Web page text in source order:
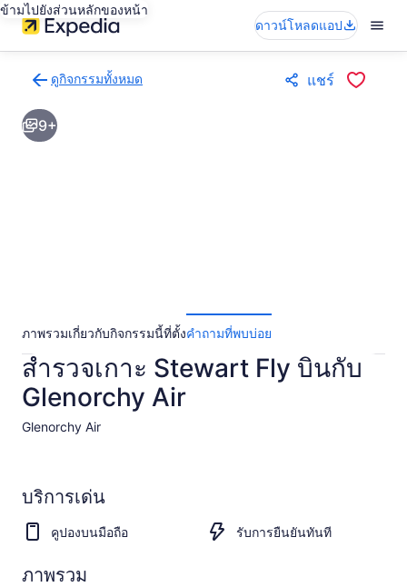
ข้ามไปยังส่วนหลักของหน้า
ดาวน์โหลดแอป
ดูกิจกรรมทั้งหมด
ไป
ยัง
หน้า
แชร์
9+
ภาพรวมเกี่ยวกับกิจกรรมนี้ที่ตั้งคำถามที่พบบ่อย
สำรวจเกาะ Stewart Fly บินกับ
Glenorchy Air
Glenorchy Air​
บริการเด่น
คูปองบนมือถือ รับการยืนยันทันที
ภาพรวม